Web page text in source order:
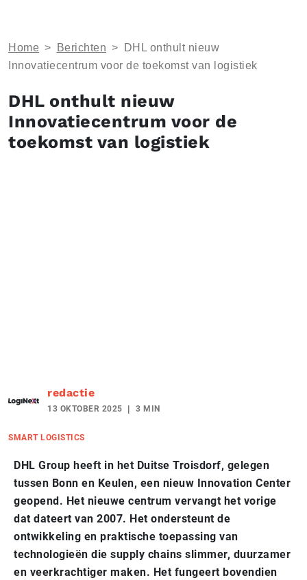
Home > Berichten >
DHL onthult nieuw
Innovatiecentrum voor de toekomst van logistiek
DHL onthult nieuw
Innovatiecentrum voor de
toekomst van logistiek
redactie
13 OKTOBER 2025 3 MIN
SMART LOGISTICS
DHL Group heeft in het Duitse Troisdorf, gelegen
tussen Bonn en Keulen, een nieuw Innovation Center
geopend. Het nieuwe centrum vervangt het vorige
dat dateert van 2007. Het ondersteunt de
ontwikkeling en praktische toepassing van
technologieën die supply chains slimmer, duurzamer
en veerkrachtiger maken. Het fungeert bovendien